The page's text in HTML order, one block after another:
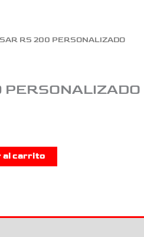
RS 200 PERSONALIZADO
al carrito